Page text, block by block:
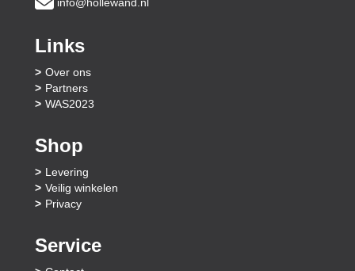
Links
Over ons
Partners
WAS2023
Shop
Levering
Veilig winkelen
Privacy
Service